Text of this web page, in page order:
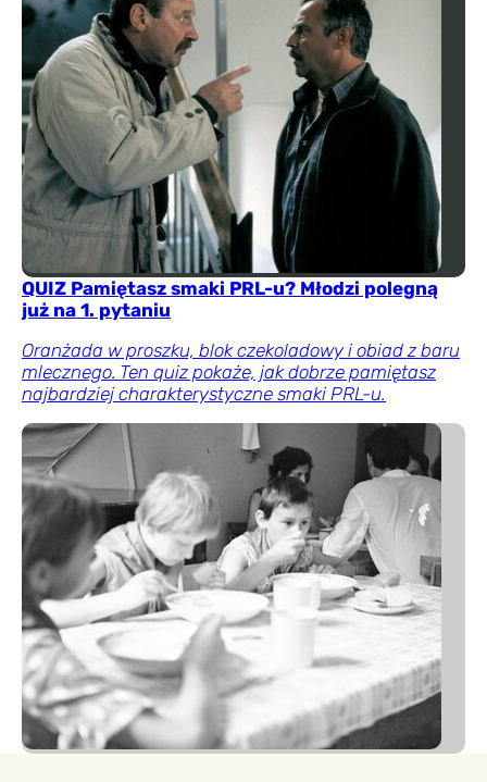
QUIZ Pamiętasz smaki PRL-u? Młodzi polegną
już na 1. pytaniu
Oranżada w proszku, blok czekoladowy i obiad z baru
mlecznego. Ten quiz pokaże, jak dobrze pamiętasz
najbardziej charakterystyczne smaki PRL-u.